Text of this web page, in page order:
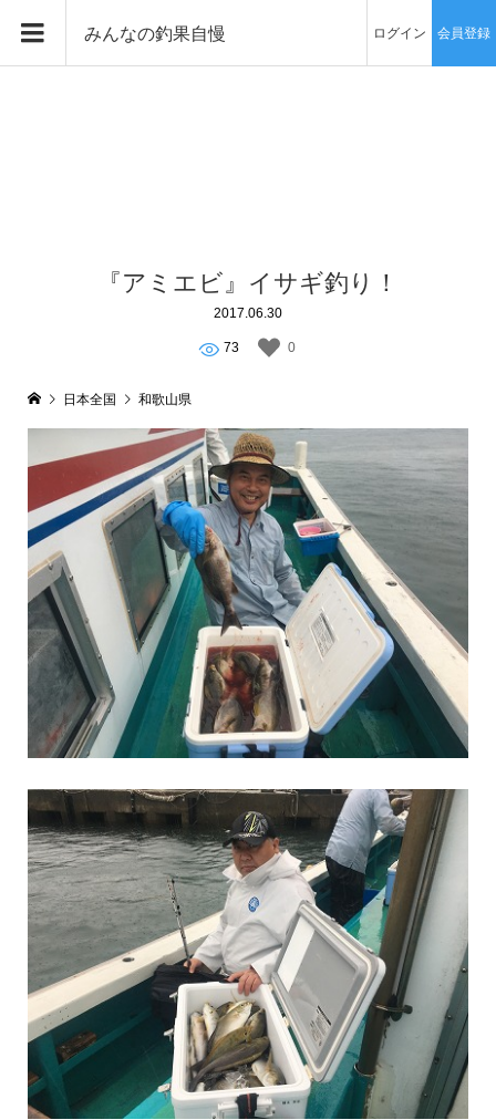
みんなの釣果自慢 ログイン 会員登録
『アミエビ』イサギ釣り！
2017.06.30
73 0
日本全国 和歌山県